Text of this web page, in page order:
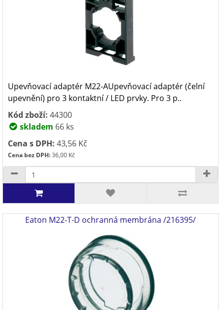
Upevňovací adaptér M22-AUpevňovací adaptér (čelní
upevnění) pro 3 kontaktní / LED prvky. Pro 3 p..
Kód zboží: 44300
skladem 66 ks
Cena s DPH: 43,56 Kč
Cena bez DPH:36,00 Kč
Eaton M22-T-D ochranná membrána /216395/